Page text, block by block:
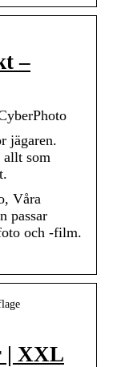
–
jägaren.
som
Våra
passar
och -film.
| XXL